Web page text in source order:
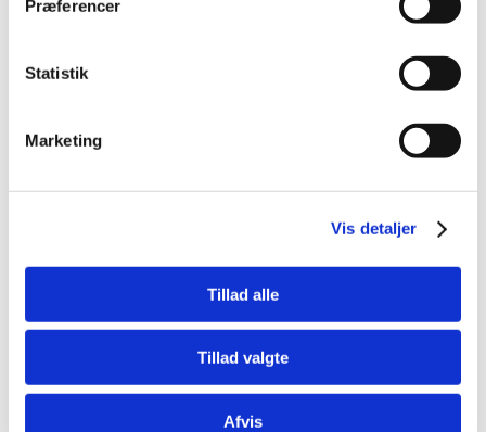
Præferencer
Statistik
Marketing
Vis detaljer
Tillad alle
Tillad valgte
Afvis
DKK 55,96 ekskl. moms
Køb nu